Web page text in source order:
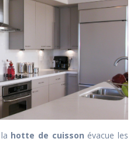
hotte de cuisson évacue les